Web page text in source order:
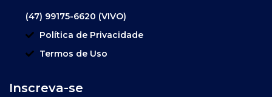
(47) 99175-6620 (VIVO)
Política de Privacidade
Termos de Uso
Inscreva-se